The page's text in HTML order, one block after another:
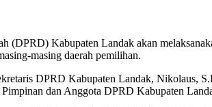
(DPRD) Kabupaten Landak akan
masing daerah pemilihan.
DPRD Kabupaten Landak, Nikolaus,
dan Anggota DPRD Kabupaten